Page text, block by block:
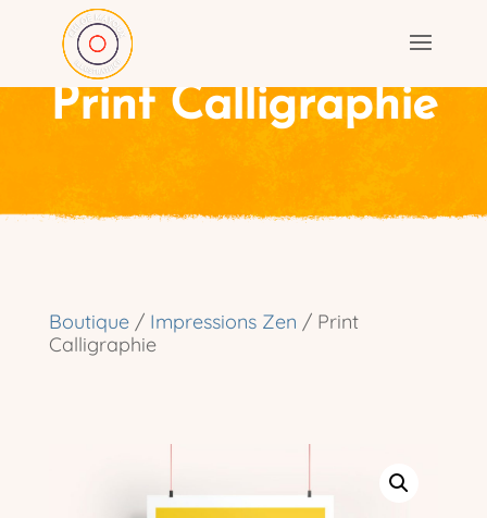
Print Calligraphie
Boutique/ Impressions Zen / Print
Calligraphie